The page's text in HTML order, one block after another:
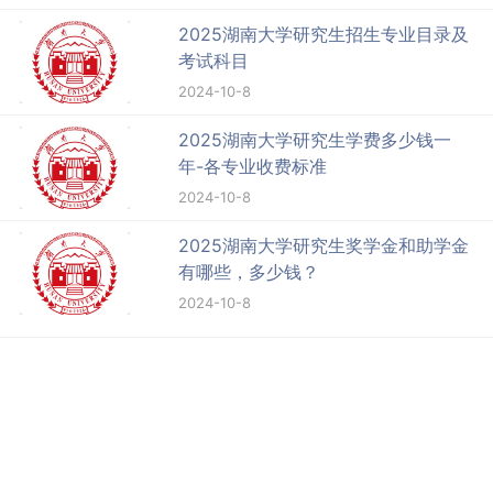
2025湖南大学研究生招生专业目录及
考试科目
2024-10-8
2025湖南大学研究生学费多少钱一
年-各专业收费标准
2024-10-8
2025湖南大学研究生奖学金和助学金
有哪些，多少钱？
2024-10-8